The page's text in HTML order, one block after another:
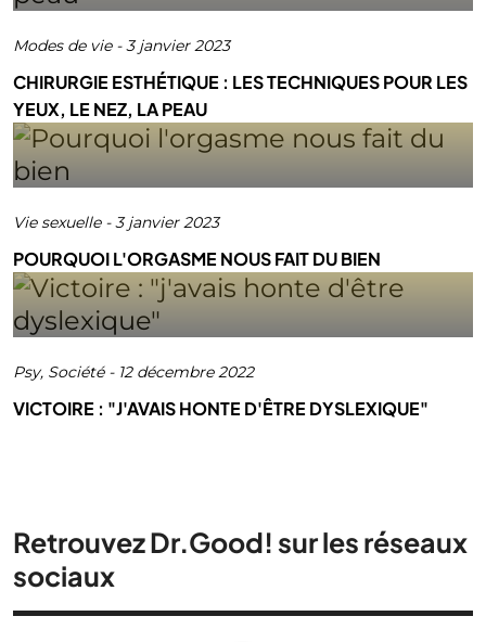
Modes de vie-3 janvier 2023
CHIRURGIE ESTHÉTIQUE : LES TECHNIQUES POUR LES
YEUX, LE NEZ, LA PEAU
Vie sexuelle-3 janvier 2023
POURQUOI L'ORGASME NOUS FAIT DU BIEN
Psy, Société- 12 décembre 2022
VICTOIRE : "J'AVAIS HONTE D'ÊTRE DYSLEXIQUE"
Retrouvez Dr.Good! sur les réseaux
sociaux